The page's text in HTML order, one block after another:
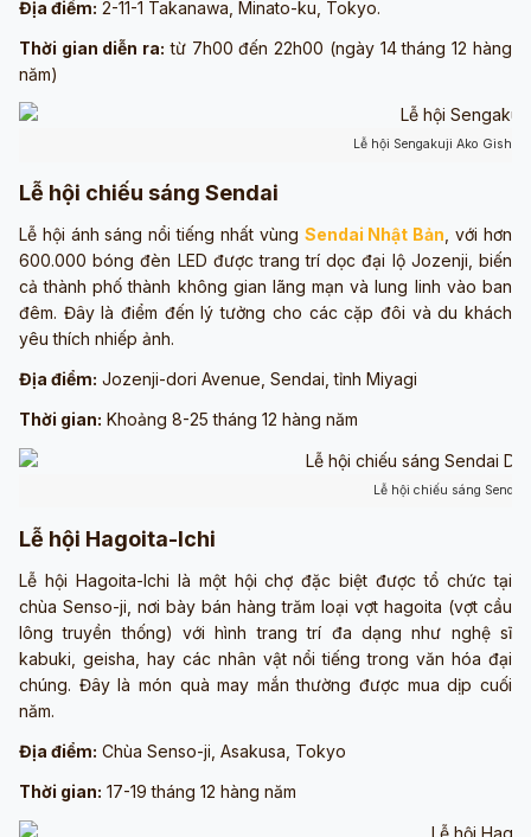
Địa điểm: 2-11-1 Takanawa, Minato-ku, Tokyo.
Thời gian diễn ra: từ 7h00 đến 22h00 (ngày 14 tháng 12 hàng
năm)
Lễ hội Sengakuji Ako Gishi
Lễ hội chiếu sáng Sendai
Lễ hội ánh sáng nổi tiếng nhất vùng Sendai Nhật Bản , với hơn
600.000 bóng đèn LED được trang trí dọc đại lộ Jozenji, biến
cả thành phố thành không gian lãng mạn và lung linh vào ban
đêm. Đây là điểm đến lý tưởng cho các cặp đôi và du khách
yêu thích nhiếp ảnh.
Địa điểm: Jozenji-dori Avenue, Sendai, tỉnh Miyagi
Thời gian: Khoảng 8-25 tháng 12 hàng năm
Lễ hội chiếu sáng Sendai
Lễ hội Hagoita-Ichi
Lễ hội Hagoita-Ichi là một hội chợ đặc biệt được tổ chức tại
chùa Senso-ji, nơi bày bán hàng trăm loại vợt hagoita (vợt cầu
lông truyền thống) với hình trang trí đa dạng như nghệ sĩ
kabuki, geisha, hay các nhân vật nổi tiếng trong văn hóa đại
chúng. Đây là món quà may mắn thường được mua dịp cuối
năm.
Địa điểm: Chùa Senso-ji, Asakusa, Tokyo
Thời gian: 17-19 tháng 12 hàng năm